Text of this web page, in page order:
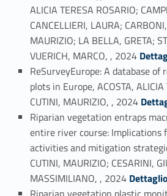
ALICIA TERESA ROSARIO;
CANCELLIERI, LAURA;
MAURIZIO; LA BELLA, GRETA;
VUERICH, MARCO, , 2024 Link identifier #identifier_person_8533-6
ReSurveyEurope: A database
plots in Europe, ACOSTA, ALICIA
CUTINI, MAURIZIO, , 2024 Link identifier #identifier_person_108572-7
Riparian vegetation entraps
entire river course: Implications
activities and mitigation
CUTINI, MAURIZIO; CESARINI,
MASSIMILIANO, , 2024 Link identifier #identifier_person_19123-8Dettaglio